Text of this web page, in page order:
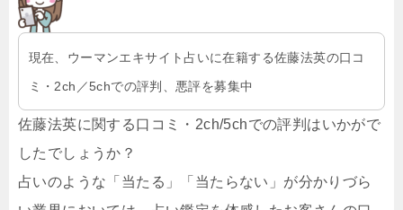
現在、ウーマンエキサイト占いに在籍する佐藤法英の口コ
ミ・2ch／5chでの評判、悪評を募集中
佐藤法英に関する口コミ・2ch/5chでの評判はいかがで
したでしょうか？
占いのような「当たる」「当たらない」が分かりづら